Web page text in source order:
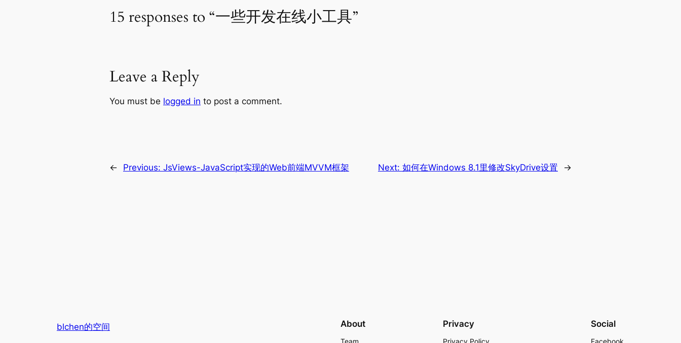
15 responses to “一些开发在线小工具”
Leave a Reply
You must be logged in to post a comment.
← Previous: JsViews-JavaScript实现的Web前端MVVM框架 Next: 如何在Windows 8.1里修改SkyDrive设置 →
blchen的空间 About
Team
Privacy
Privacy Policy
Social
Facebook